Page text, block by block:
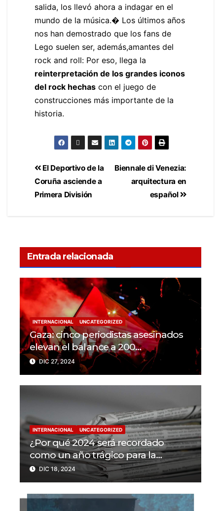
salida, los llevó ahora a indagar en el
mundo de la música.� Los últimos años
nos han demostrado que los fans de
Lego suelen ser, además,amantes del
rock and roll: Por eso, llega la
reinterpretación de los grandes iconos
del rock hechas con el juego de
construcciones más importante de la
historia.
Biennale di Venezia:
arquitectura en
español
El Deportivo de la
Coruña asciende a
Primera División
Entrada relacionada
INTERNACIONAL UNCATEGORIZED
Gaza: cinco periodistas asesinados
elevan el balance a 200
trabajadores de la prensa muertos
en 2024
DIC 27, 2024
INTERNACIONAL UNCATEGORIZED
¿Por qué 2024 será recordado
como un año trágico para la
libertad de prensa? Un tercio de los
periodistas asesinados por Israel
DIC 18, 2024